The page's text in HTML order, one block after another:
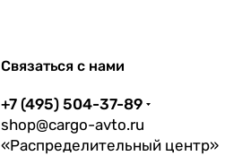
Связаться с нами
+7 (495) 504-37-89
shop@cargo-avto.ru
«Распределительный центр»